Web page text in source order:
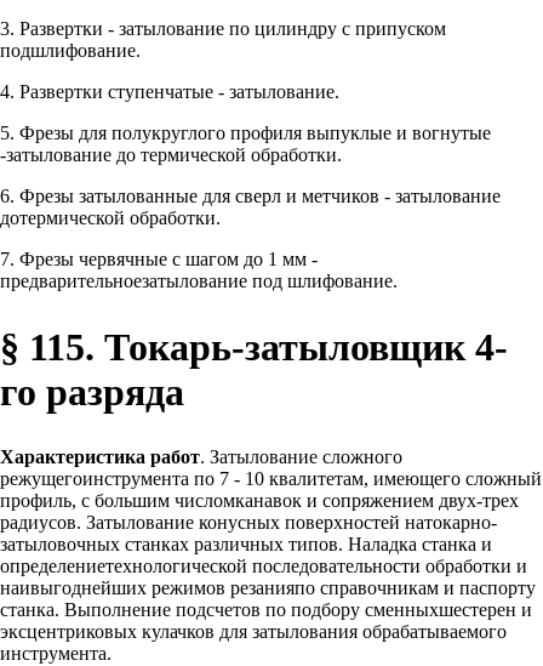
3. Развертки - затылование по цилиндру с припуском
подшлифование.
4. Развертки ступенчатые - затылование.
5. Фрезы для полукруглого профиля выпуклые и вогнутые
-затылование до термической обработки.
6. Фрезы затылованные для сверл и метчиков - затылование
дотермической обработки.
7. Фрезы червячные с шагом до 1 мм -
предварительноезатылование под шлифование.
§ 115. Токарь-затыловщик 4-
го разряда
Характеристика работ. Затылование сложного
режущегоинструмента по 7 - 10 квалитетам, имеющего сложный
профиль, с большим числомканавок и сопряжением двух-трех
радиусов. Затылование конусных поверхностей натокарно-
затыловочных станках различных типов. Наладка станка и
определениетехнологической последовательности обработки и
наивыгоднейших режимов резанияпо справочникам и паспорту
станка. Выполнение подсчетов по подбору сменныхшестерен и
эксцентриковых кулачков для затылования обрабатываемого
инструмента.